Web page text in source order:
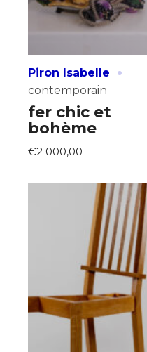
Adresse email*
Piron Isabelle ·
contemporain
fer chic et
bohème
€2 000,00